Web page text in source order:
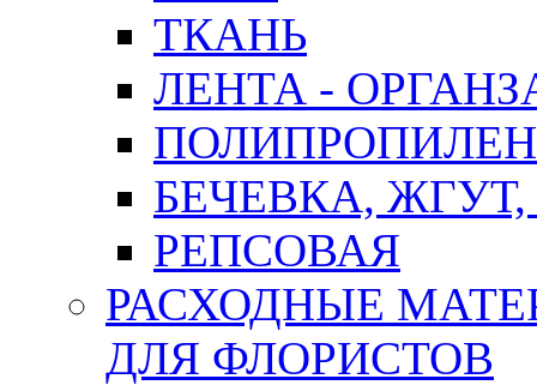
ТКАНЬ
ЛЕНТА -
БЕЧЕВКА,
РЕПСОВАЯ
РАСХОДНЫЕ
ДЛЯ ФЛОРИСТОВ